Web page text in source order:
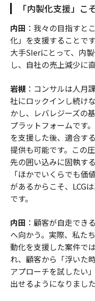
「内製化支援」こ
内田 ：我々の目指すと
化」を支援することで
大手SIerにとって、内
し、自社の売上減少に
岩槻：コンサルは人月
社にロックインし続け
かし、レバレジーズの
プラットフォームです
を支援した後、適合す
提供も可能です。この
先の囲い込みに固執す
「ほかでいくらでも価
があるからこそ、LCG
です。
内田 ：顧客が自走でき
へ向かう。実際、私た
動化を支援した案件で
れ、顧客から「浮いた
アプローチを試したい
出せるようになりました